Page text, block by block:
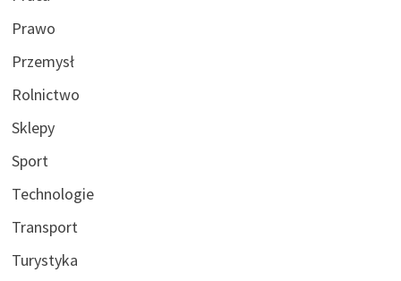
Prawo
Przemysł
Rolnictwo
Sklepy
Sport
Technologie
Transport
Turystyka